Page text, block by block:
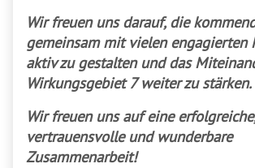
Wir freuen uns darauf, die
gemeinsam mit vielen engagierten
aktiv zu gestalten und das
Wirkungsgebiet 7 weiter zu stärken.
Wir freuen uns auf eine
vertrauensvolle und wunderbare
Zusammenarbeit!